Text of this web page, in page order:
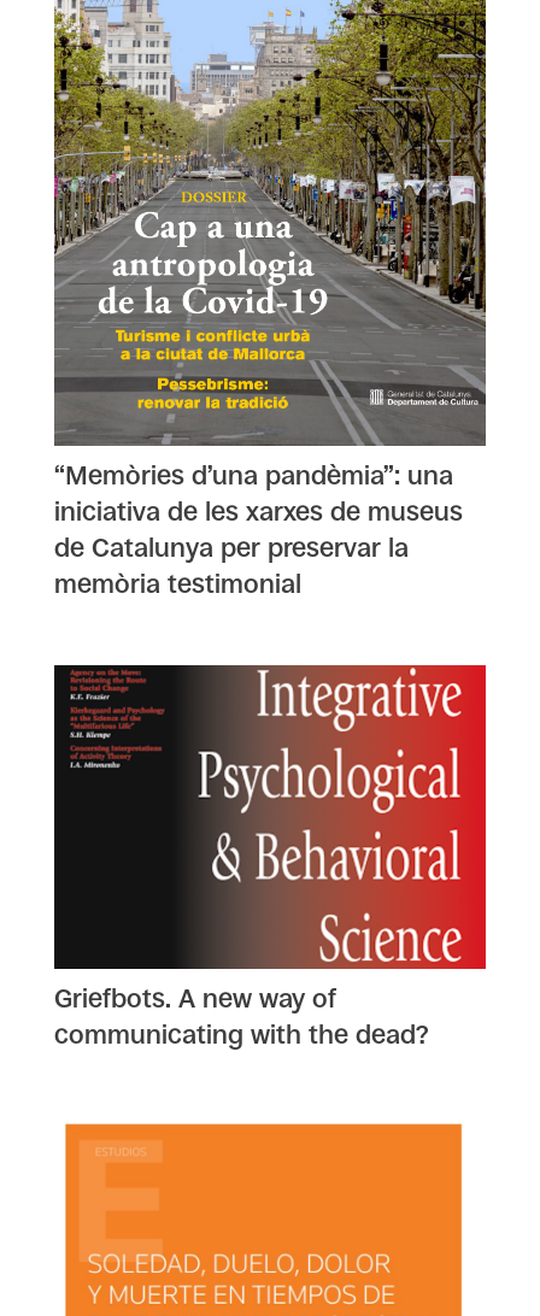
“Memòries d’una pandèmia”: una
iniciativa de les xarxes de museus
de Catalunya per preservar la
memòria testimonial
Griefbots. A new way of
communicating with the dead?